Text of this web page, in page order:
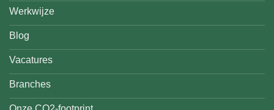
Werkwijze
Blog
Vacatures
Branches